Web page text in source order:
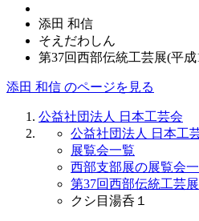
添田 和信
そえだわしん
第37回西部伝統工芸展(平成
添田 和信 のページを見る
公益社団法人 日本工芸会
公益社団法人 日本工
展覧会一覧
西部支部展の展覧会
第37回西部伝統工芸展
クシ目湯呑１